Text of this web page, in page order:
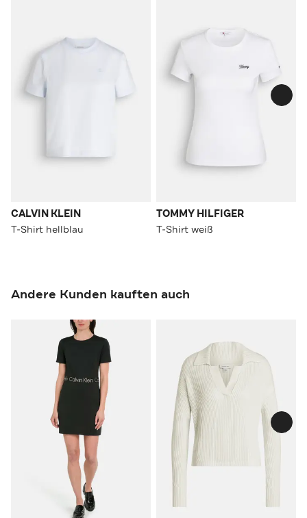
CALVIN KLEIN
T-Shirt hellblau
TOMMY HILFIGER
T-Shirt weiß
Andere Kunden kauften auch